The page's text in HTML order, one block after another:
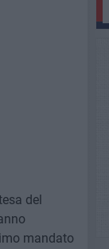
del
mandato